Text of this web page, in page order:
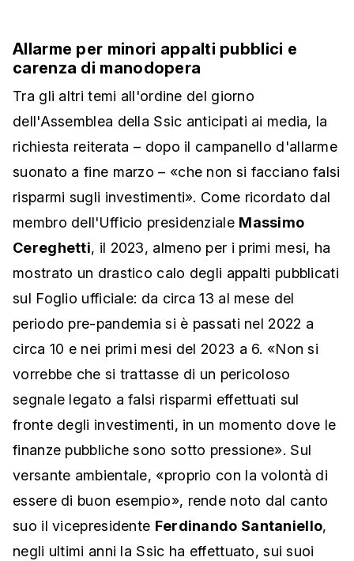
Allarme per minori appalti pubblici e
carenza di manodopera
Tra gli altri temi all'ordine del giorno
dell'Assemblea della Ssic anticipati ai media, la
richiesta reiterata – dopo il campanello d'allarme
suonato a fine marzo – «che non si facciano falsi
risparmi sugli investimenti». Come ricordato dal
membro dell'Ufficio presidenziale Massimo
Cereghetti, il 2023, almeno per i primi mesi, ha
mostrato un drastico calo degli appalti pubblicati
sul Foglio ufficiale: da circa 13 al mese del
periodo pre-pandemia si è passati nel 2022 a
circa 10 e nei primi mesi del 2023 a 6. «Non si
vorrebbe che si trattasse di un pericoloso
segnale legato a falsi risparmi effettuati sul
fronte degli investimenti, in un momento dove le
finanze pubbliche sono sotto pressione». Sul
versante ambientale, «proprio con la volontà di
essere di buon esempio», rende noto dal canto
suo il vicepresidente Ferdinando Santaniello,
negli ultimi anni la Ssic ha effettuato, sui suoi